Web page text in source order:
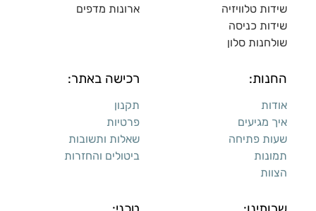
שידות טלוויזיה
שידות כניסה
שולחנות סלון
ארונות מדפים
החנות:
אודות
איך מגיעים
שעות פתיחה
תמונות
הצוות
רכישה באתר:
תקנון
פרטיות
שאלות ותשובות
ביטולים והחזרות